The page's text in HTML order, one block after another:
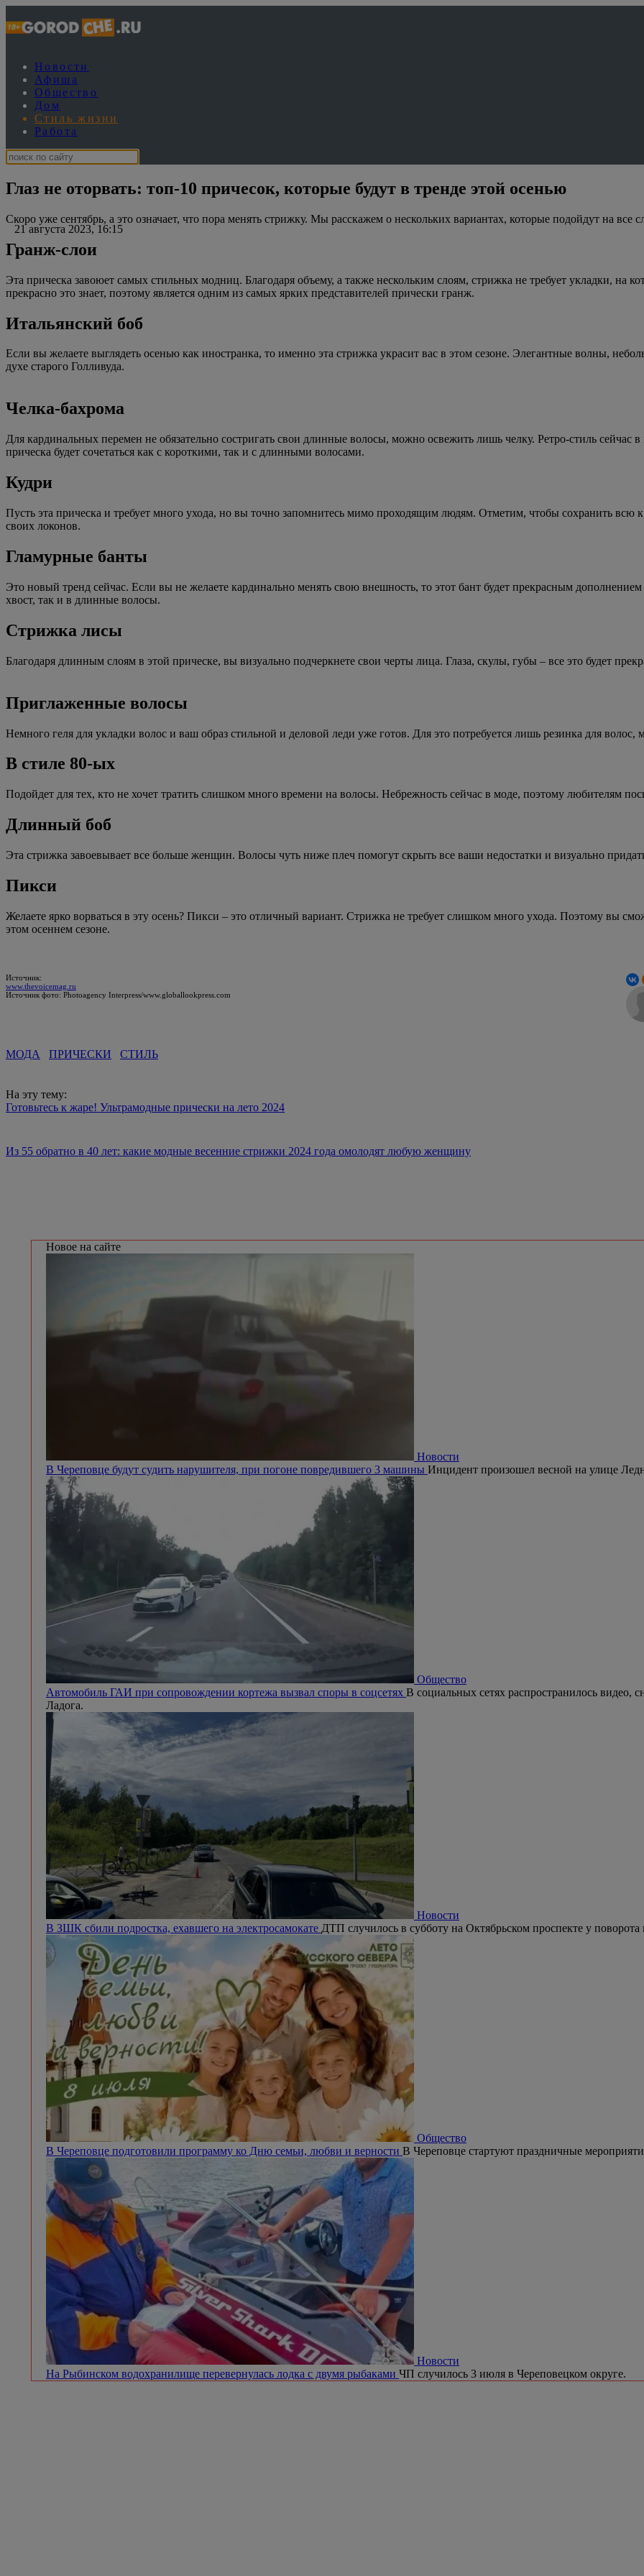
Новости
Афиша
Общество
Дом
Стиль жизни
Работа
Глаз не оторвать: топ-10 причесок, которые будут в тренде этой осенью
21 августа 2023, 16:15
Скоро уже сентябрь, а это означает, что пора менять стрижку. Мы расскажем о нескольких вариантах, которые подойдут на все
Гранж-слои
Эта прическа завоюет самых стильных модниц. Благодаря объему, а также нескольким слоям, стрижка не требует укладки,
прекрасно это знает, поэтому является одним из самых ярких представителей прически гранж.
Итальянский боб
Если вы желаете выглядеть осенью как иностранка, то именно эта стрижка украсит вас в этом сезоне. Элегантные волны,
духе старого Голливуда.
Челка-бахрома
Для кардинальных перемен не обязательно состригать свои длинные волосы, можно освежить лишь челку. Ретро-стиль сейчас
прическа будет сочетаться как с короткими, так и с длинными волосами.
Кудри
Пусть эта прическа и требует много ухода, но вы точно запомнитесь мимо проходящим людям. Отметим, чтобы сохранить всю
своих локонов.
Гламурные банты
Это новый тренд сейчас. Если вы не желаете кардинально менять свою внешность, то этот бант будет прекрасным
хвост, так и в длинные волосы.
Стрижка лисы
Благодаря длинным слоям в этой прическе, вы визуально подчеркнете свои черты лица. Глаза, скулы, губы – все это будет
Приглаженные волосы
Немного геля для укладки волос и ваш образ стильной и деловой леди уже готов. Для это потребуется лишь резинка для
В стиле 80-ых
Подойдет для тех, кто не хочет тратить слишком много времени на волосы. Небрежность сейчас в моде, поэтому любителям
Длинный боб
Эта стрижка завоевывает все больше женщин. Волосы чуть ниже плеч помогут скрыть все ваши недостатки и визуально
Пикси
Желаете ярко ворваться в эту осень? Пикси – это отличный вариант. Стрижка не требует слишком много ухода. Поэтому вы
этом осеннем сезоне.
Источник:
www.thevoicemag.ru
Источник фото: Photoagency Interpress/www.globallookpress.com
МОДА ПРИЧЕСКИ СТИЛЬ
На эту тему:
Готовьтесь к жаре! Ультрамодные прически на лето 2024
Из 55 обратно в 40 лет: какие модные весенние стрижки 2024 года омолодят любую женщину
Новое на сайте
Новости
В Череповце будут судить нарушителя, при погоне повредившего 3 машины Инцидент произошел весной на улице
Общество
Автомобиль ГАИ при сопровождении кортежа вызвал споры в соцсетях В социальных сетях распространилось видео,
Ладога.
Новости
В ЗШК сбили подростка, ехавшего на электросамокате ДТП случилось в субботу на Октябрьском проспекте у поворота
Общество
В Череповце подготовили программу ко Дню семьи, любви и верности В Череповце стартуют праздничные
Новости
На Рыбинском водохранилище перевернулась лодка с двумя рыбаками ЧП случилось 3 июля в Череповецком округе.